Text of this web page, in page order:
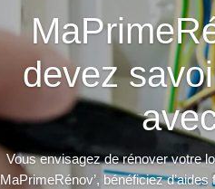
devez
Vous envisagez de rénover votre
MaPrimeRénov’, bénéficiez